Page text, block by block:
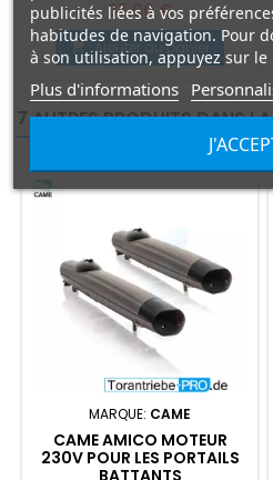
Prix
37,00 €
 Ajouter au panier
7 AUTRES PRODUITS DANS
MARQUE: CAME
CAME AMICO MOTEUR
230V POUR LES PORTAILS
publicités liées à vos
habitudes de navigation. Pour
à son utilisation, appuyez sur le
Plus d'informations